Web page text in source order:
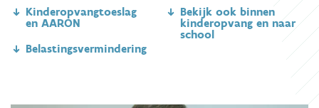
Kinderopvangtoeslag
en AARON
Belastingsvermindering
Bekijk ook binnen
kinderopvang en naar
school